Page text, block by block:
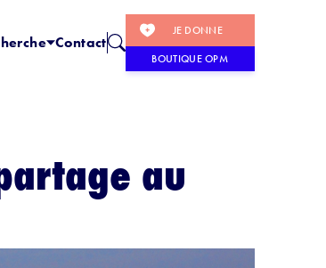
Contact
JE DONNE
BOUTIQUE OPM
au